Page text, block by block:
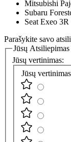
Mitsubishi
Subaru
Seat Exeo
Parašykite savo
Jūsų Atsiliepimas
Jūsų vertinimas:
Jūsų